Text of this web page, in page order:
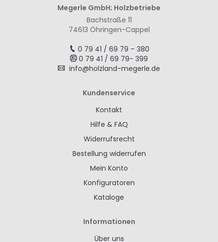
Megerle GmbH; Holzbetriebe
Bachstraße 11
74613 Öhringen-Cappel
0 79 41 / 69 79 – 380
0 79 41 / 69 79- 399
info@holzland-megerle.de
Kundenservice
Kontakt
Hilfe & FAQ
Widerrufsrecht
Bestellung widerrufen
Mein Konto
Konfiguratoren
Kataloge
Informationen
Über uns